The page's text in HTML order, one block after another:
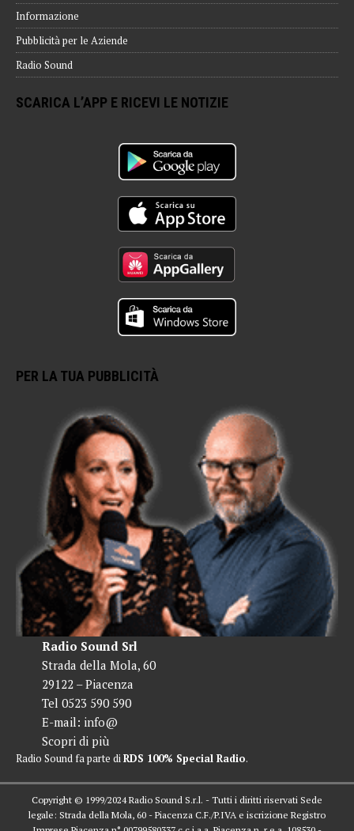
Informazione
Pubblicità per le Aziende
Radio Sound
SCARICA L’APP E RICEVI LE NOTIZIE
PER LA TUA PUBBLICITÀ
Radio Sound Srl
Strada della Mola, 60
29122 – Piacenza
Tel 0523 590 590
E-mail: info@
Scopri di più
Radio Sound fa parte diRDS 100% Special Radio.
Copyright © 1999/2024 Radio Sound S.r.l. - Tutti i diritti riservati Sede
legale: Strada della Mola, 60 - Piacenza C.F./P.IVA e iscrizione Registro